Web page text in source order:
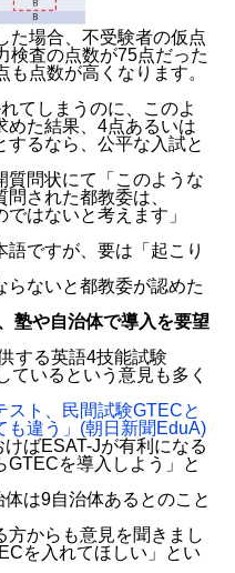
た場合、不受験者の仮点
検査の点数が75点だった
点数が高くなります。
てしまうのに、このよ
めた結果、4点あるいは
するなら、公平な入試と
質問状にて「このような
された都教委は、
ではないと考えます」
ですが、要は「起こり
らないと都教委が認めた
塾や自治体で導入を要望
する英語4技能試験
ているという意見も多く
ト、民間試験GTECと
違う」(朝日新聞EduA)
ばESAT-Jが有利になる
GTECを導入しよう」と
は9自治体あるとのこと
方からも意見を聞きまし
を入れてほしい」とい